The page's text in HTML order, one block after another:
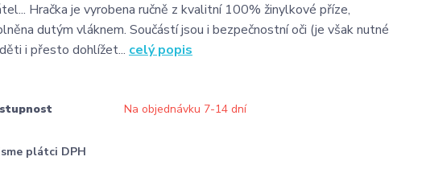
Hračka je vyrobena ručně z kvalitní 100% žinylkové příze,
dutým vláknem. Součástí jsou i bezpečnostní oči (je však nutné
i přesto dohlížet... celý popis
Na objednávku 7-14 dní
plátci DPH